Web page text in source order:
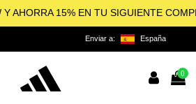
Y AHORRA 15% EN TU SIGUIENTE
Enviar a: España
0